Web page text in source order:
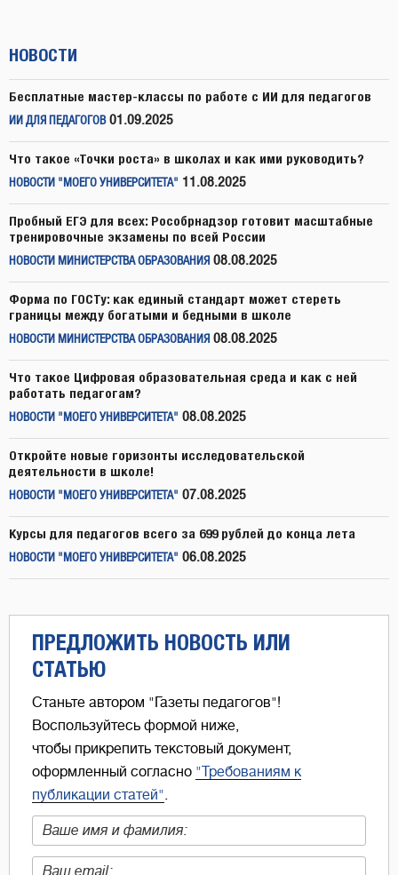
НОВОСТИ
Бесплатные мастер-классы по работе с ИИ для педагогов
ИИ ДЛЯ ПЕДАГОГОВ 01.09.2025
Что такое «Точки роста» в школах и как ими руководить?
НОВОСТИ "МОЕГО УНИВЕРСИТЕТА" 11.08.2025
Пробный ЕГЭ для всех: Рособрнадзор готовит масштабные
тренировочные экзамены по всей России
НОВОСТИ МИНИСТЕРСТВА ОБРАЗОВАНИЯ 08.08.2025
Форма по ГОСТу: как единый стандарт может стереть
границы между богатыми и бедными в школе
НОВОСТИ МИНИСТЕРСТВА ОБРАЗОВАНИЯ 08.08.2025
Что такое Цифровая образовательная среда и как с ней
работать педагогам?
НОВОСТИ "МОЕГО УНИВЕРСИТЕТА" 08.08.2025
Откройте новые горизонты исследовательской
деятельности в школе!
НОВОСТИ "МОЕГО УНИВЕРСИТЕТА" 07.08.2025
Курсы для педагогов всего за 699 рублей до конца лета
НОВОСТИ "МОЕГО УНИВЕРСИТЕТА" 06.08.2025
ПРЕДЛОЖИТЬ НОВОСТЬ ИЛИ
СТАТЬЮ
Станьте автором "Газеты педагогов"!
Воспользуйтесь формой ниже,
чтобы прикрепить текстовый документ,
оформленный согласно "Требованиям к
публикации статей".